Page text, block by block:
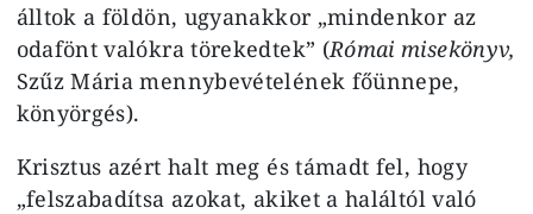
álltok a földön, ugyanakkor „mindenkor az
odafönt valókra törekedtek” (Római misekönyv,
Szűz Mária mennybevételének főünnepe,
könyörgés).
Krisztus azért halt meg és támadt fel, hogy
„felszabadítsa azokat, akiket a haláltól való